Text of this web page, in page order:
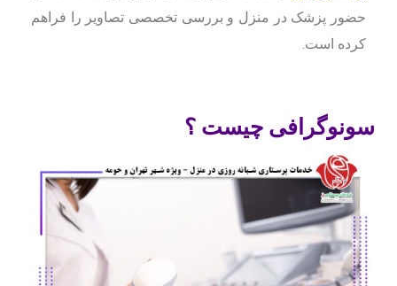
حضور پزشک در منزل و بررسی تخصصی تصاویر را فراهم
کرده است.
سونوگرافی چیست ؟